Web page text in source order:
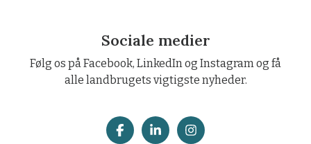
Sociale medier
Følg os på Facebook, LinkedIn og Instagram og få
alle landbrugets vigtigste nyheder.